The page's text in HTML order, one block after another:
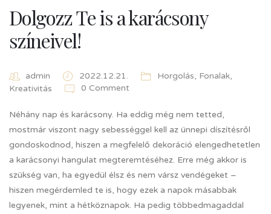
Dolgozz Te is a karácsony
színeivel!
admin 2022.12.21. Horgolás, Fonalak,
Kreativitás
0 Comment
Néhány nap és karácsony. Ha eddig még nem tetted,
mostmár viszont nagy sebességgel kell az ünnepi díszítésről
gondoskodnod, hiszen a megfelelő dekoráció elengedhetetlen
a karácsonyi hangulat megteremtéséhez. Erre még akkor is
szükség van, ha egyedül élsz és nem vársz vendégeket –
hiszen megérdemled te is, hogy ezek a napok másabbak
legyenek, mint a hétköznapok. Ha pedig többedmagaddal